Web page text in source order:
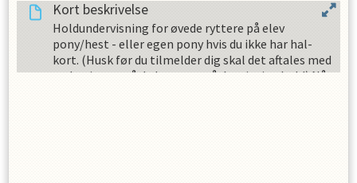
Kort beskrivelse
Holdundervisning for øvede ryttere på elev
pony/hest - eller egen pony hvis du ikke har hal-
kort. (Husk før du tilmelder dig skal det aftales med
underviserne så du kommer på det rigtige hold) Når